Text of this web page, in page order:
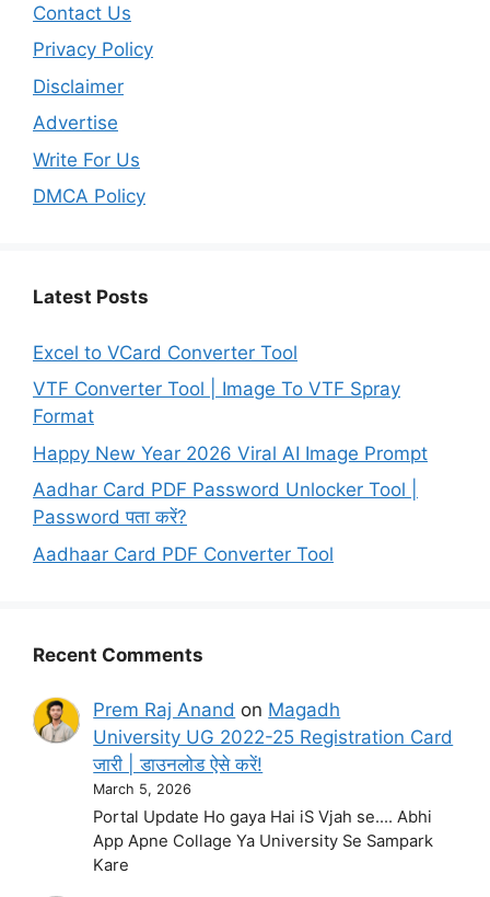
Contact Us
Privacy Policy
Disclaimer
Advertise
Write For Us
DMCA Policy
Latest Posts
Excel to VCard Converter Tool
VTF Converter Tool | Image To VTF Spray
Format
Happy New Year 2026 Viral AI Image Prompt
Aadhar Card PDF Password Unlocker Tool |
Password पता करें?
Aadhaar Card PDF Converter Tool
Recent Comments
Prem Raj Anand on Magadh
University UG 2022-25 Registration Card
जारी | डाउनलोड ऐसे करें!
March 5, 2026
Portal Update Ho gaya Hai iS Vjah se.... Abhi
App Apne Collage Ya University Se Sampark
Kare